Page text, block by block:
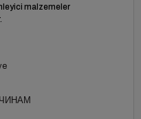
malzemeler